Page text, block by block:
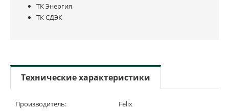
ТК Энергия
ТК СДЭК
Технические характеристики
Производитель: Felix